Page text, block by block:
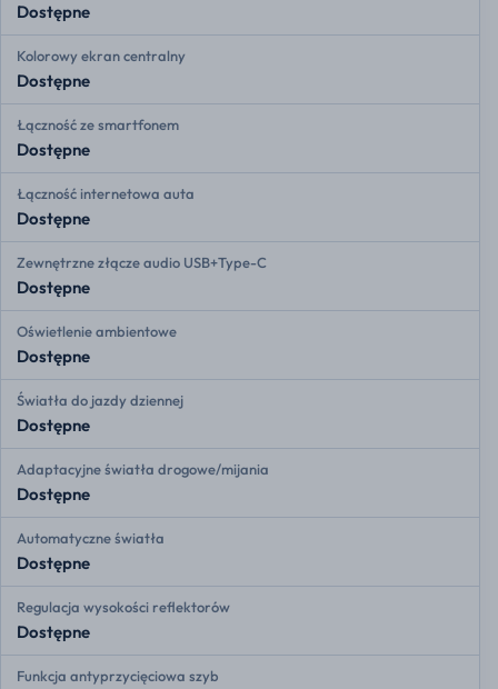
Dostępne
Kolorowy ekran centralny
Dostępne
Łączność ze smartfonem
Dostępne
Łączność internetowa auta
Dostępne
Zewnętrzne złącze audio USB+Type-C
Dostępne
Oświetlenie ambientowe
Dostępne
Światła do jazdy dziennej
Dostępne
Adaptacyjne światła drogowe/mijania
Dostępne
Automatyczne światła
Dostępne
Regulacja wysokości reflektorów
Dostępne
Funkcja antyprzycięciowa szyb